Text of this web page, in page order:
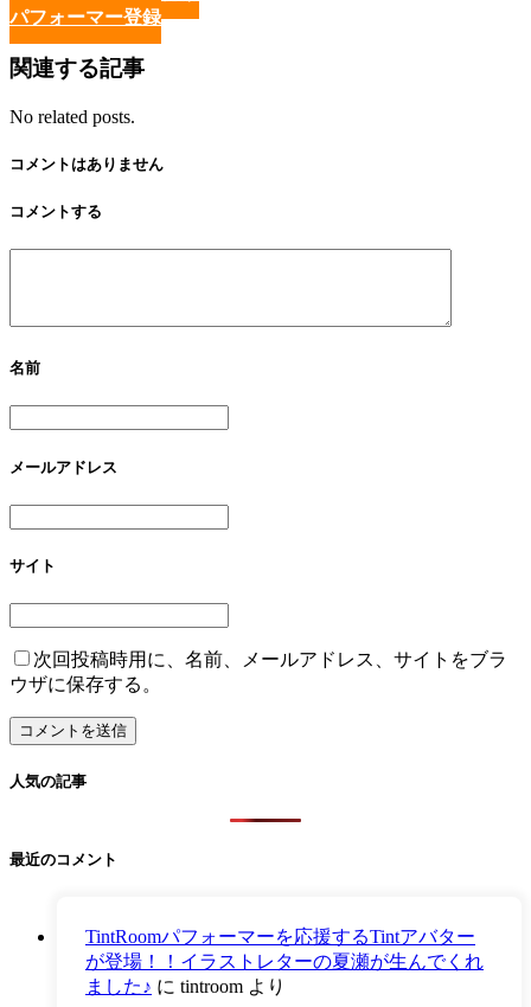
パフォーマー登録
関連する記事
No related posts.
コメントはありません
コメントする
名前
メールアドレス
サイト
次回投稿時用に、名前、メールアドレス、サイトをブラ
ウザに保存する。
人気の記事
最近のコメント
TintRoomパフォーマーを応援するTintアバター
が登場！！イラストレターの夏瀬が生んでくれ
ました♪ に tintroom より